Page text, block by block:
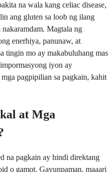
na wala kang celiac disease,
ang gluten sa loob ng ilang
Magtala ng
enerhiya, panunaw, at
tingin mo ay makabuluhang mas
iyon ay
pagpipilian sa pagkain, kahit
at Mga
na pagkain ay hindi direktang
o gamot. Gayunpaman, maaari